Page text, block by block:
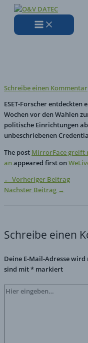
Zum
Inhalt
Schreibe einen Kommentar
ESET-Forscher
Wochen vor den Wahlen
politische Einrichtungen
unbeschriebenen
The post MirrorFace greift
anappeared first on
← Vorheriger Beitrag
Nächster Beitrag →
Schreibe einen
Deine E-Mail-Adresse
sind mit* markiert
Hier
eingeben…
Name*
Mail-
Website